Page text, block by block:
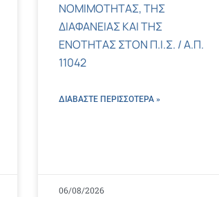
ΝΟΜΙΜΟΤΗΤΑΣ, ΤΗΣ
ΔΙΑΦΑΝΕΙΑΣ ΚΑΙ ΤΗΣ
ΕΝΟΤΗΤΑΣ ΣΤΟΝ Π.Ι.Σ. / Α.Π.
11042
ΔΙΑΒΑΣΤΕ ΠΕΡΙΣΣΌΤΕΡΑ »
06/08/2026